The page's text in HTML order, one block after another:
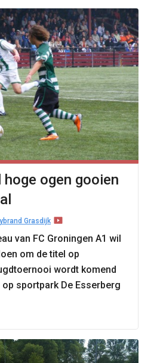
hoge ogen gooien
Grasdijk
van FC Groningen A1 wil
om de titel op
wordt komend
sportpark De Esserberg